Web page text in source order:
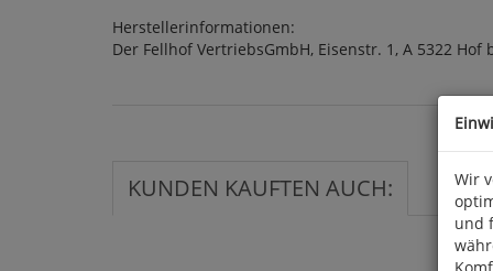
Herstellerinformationen:
Der Fellhof VertriebsGmbH, Eisenstr. 1, A 5322
KUNDEN KAUFTEN AUCH:
Wir
und